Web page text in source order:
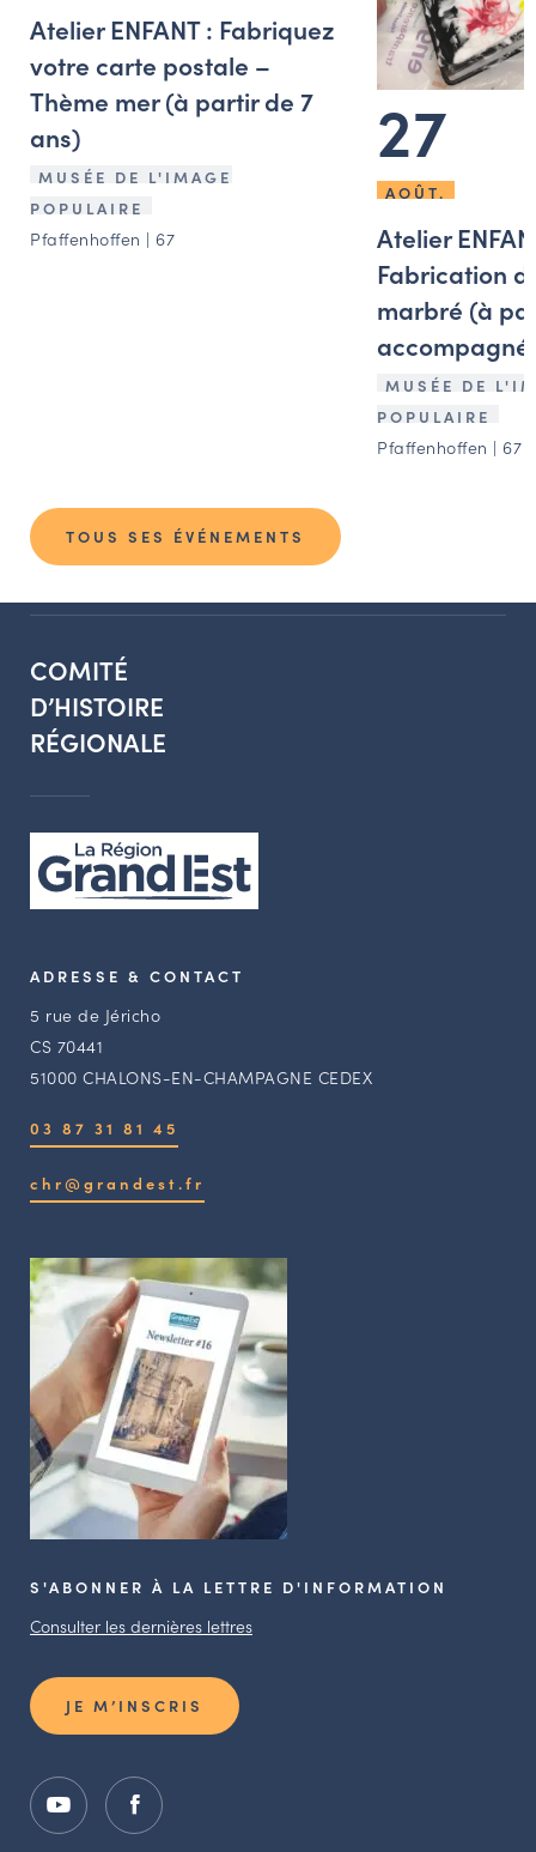
Atelier ENFANT : Fabriquez
votre carte postale –
Thème mer (à partir de 7
ans)
MUSÉE DE L'IMAGE
POPULAIRE
Pfaffenhoffen | 67
27
AOÛT.
Atelier
Fabrication
marbré (à
accompagné
MUSÉE DE
POPULAIRE
Pfaffenhoffen | 67
TOUS SES ÉVÉNEMENTS
COMITÉ
D’HISTOIRE
RÉGIONALE
ADRESSE & CONTACT
5 rue de Jéricho
CS 70441
51000 CHALONS-EN-CHAMPAGNE CEDEX
03 87 31 81 45
chr@grandest.fr
S'ABONNER À LA LETTRE D'INFORMATION
Consulter les dernières lettres
JE M’INSCRIS